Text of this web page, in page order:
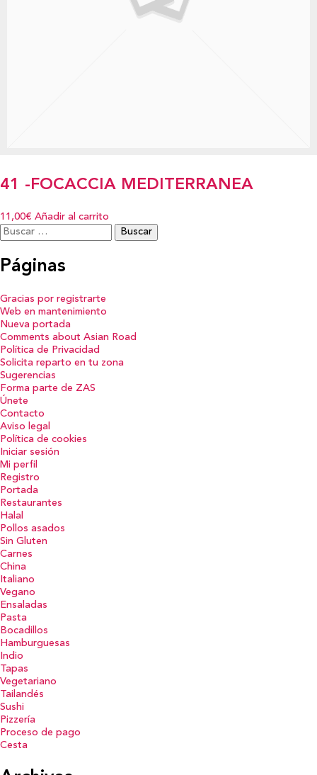
41 -FOCACCIA MEDITERRANEA
11,00€ Añadir al carrito
Buscar:
Páginas
Gracias por registrarte
Web en mantenimiento
Nueva portada
Comments about Asian Road
Política de Privacidad
Solicita reparto en tu zona
Sugerencias
Forma parte de ZAS
Únete
Contacto
Aviso legal
Política de cookies
Iniciar sesión
Mi perfil
Registro
Portada
Restaurantes
Halal
Pollos asados
Sin Gluten
Carnes
China
Italiano
Vegano
Ensaladas
Pasta
Bocadillos
Hamburguesas
Indio
Tapas
Vegetariano
Tailandés
Sushi
Pizzería
Proceso de pago
Cesta